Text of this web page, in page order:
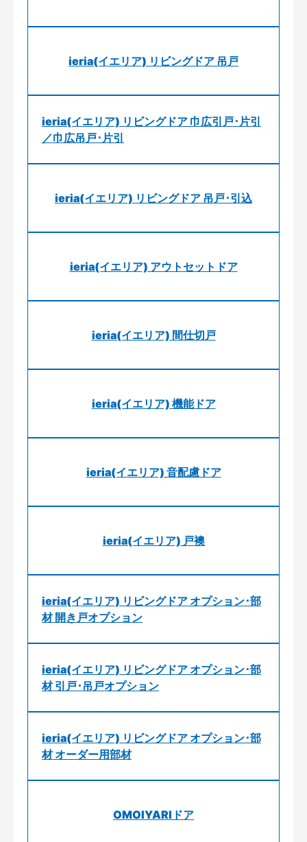
ieria(イエリア) リビングドア 吊戸
ieria(イエリア) リビングドア 巾広引戸･片引
／巾広吊戸･片引
ieria(イエリア) リビングドア 吊戸･引込
ieria(イエリア) アウトセットドア
ieria(イエリア) 間仕切戸
ieria(イエリア) 機能ドア
ieria(イエリア) 音配慮ドア
ieria(イエリア) 戸襖
ieria(イエリア) リビングドア オプション･部
材 開き戸オプション
ieria(イエリア) リビングドア オプション･部
材 引戸･吊戸オプション
ieria(イエリア) リビングドア オプション･部
材 オーダー用部材
OMOIYARIドア